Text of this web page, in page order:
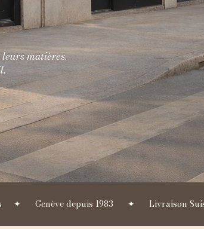
leurs matières.
✦      Genève depuis 1983      ✦      Livraison